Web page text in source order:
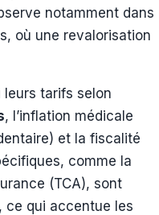
notamment dans
où une revalorisation
leurs tarifs selon
, l’inflation médicale
et la fiscalité
comme la
(TCA), sont
ce qui accentue les